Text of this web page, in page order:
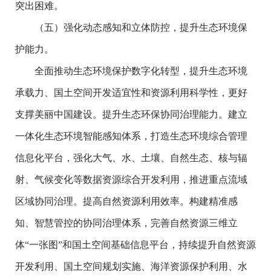
突出困难。
（五）强化动态感知和立体防控，提升生态环境保
护能力。
全面推动生态环境保护数字化转型，提升生态环境
承载力、国土空间开发适宜性和资源利用科学性，更好
支撑美丽中国建设。提升生态环保协同治理能力。建立
一体化生态环境智能感知体系，打造生态环境综合管理
信息化平台，强化大气、水、土壤、自然生态、核与辐
射、气候变化等数据资源综合开发利用，推进重点流域
区域协同治理。提高自然资源利用效率。构建精准感
知、智慧管控的协同治理体系，完善自然资源三维立
体“一张图”和国土空间基础信息平台，持续提升自然资源
开发利用、国土空间规划实施、海洋资源保护利用、水